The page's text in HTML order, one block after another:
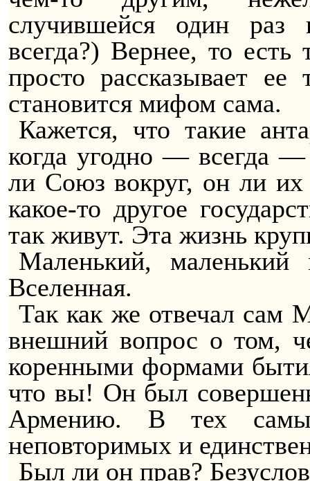
случившейся один раз
всегда?) Вернее, то есть
просто рассказывает
становится мифом сама.
Кажется, что такие
когда угодно — всегда —
ли Союз вокруг, он ли их
какое-то другое
так живут. Эта жизнь
Маленький,
Вселенная.
Так как же отвечал сам
внешний вопрос о том,
коренными формами
что вы! Он был
Армению. В тех
неповторимых и
Был ли он прав?